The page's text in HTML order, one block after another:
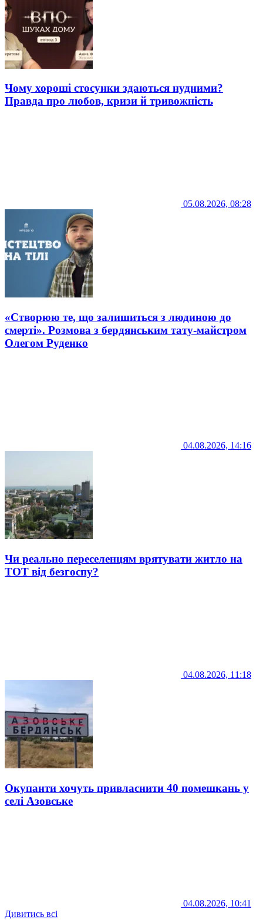
Чому хороші стосунки здаються нудними?
Правда про любов, кризи й тривожність
05.08.2026, 08:28
«Створюю те, що залишиться з людиною до
смерті». Розмова з бердянським тату-майстром
Олегом Руденко
04.08.2026, 14:16
Чи реально переселенцям врятувати житло на
ТОТ від безгоспу?
04.08.2026, 11:18
Окупанти хочуть привласнити 40 помешкань у
селі Азовське
04.08.2026, 10:41
Дивитись всі